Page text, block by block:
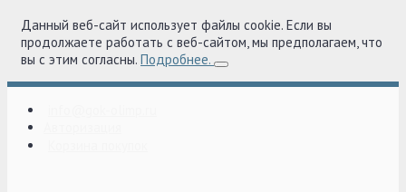
Данный веб-сайт использует файлы cookie. Если вы
продолжаете работать с веб-сайтом, мы предполагаем, что
вы с этим согласны. Подробнее.